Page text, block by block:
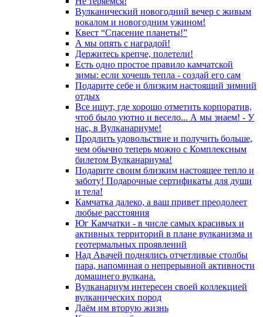
Вулканический новогодний вечер с живым
вокалом и новогодним ужином!
Квест “Спасение планеты!”
А мы опять с наградой!
Держитесь крепче, полетели!
Есть одно простое правило камчатской
зимы: если хочешь тепла - создай его сам
Подарите себе и близким настоящий зимний
отдых
Все ищут, где хорошо отметить корпоратив,
чтоб было уютно и весело... А мы знаем! - У
нас, в Вулканариуме!
Продлить удовольствие и получить больше,
чем обычно теперь можно с Комплексным
билетом Вулканариума!
Подарите своим близким настоящее тепло и
заботу! Подарочные сертификаты для души
и тела!
Камчатка далеко, а ваш привет преодолеет
любые расстояния
Юг Камчатки - в числе самых красивых и
активных территорий в плане вулканизма и
геотермальных проявлений
Над Авачей поднялись отчетливые столбы
пара, напоминая о непрерывной активности
домашнего вулкана.
Вулканариум интересен своей коллекцией
вулканических пород
Даём им вторую жизнь